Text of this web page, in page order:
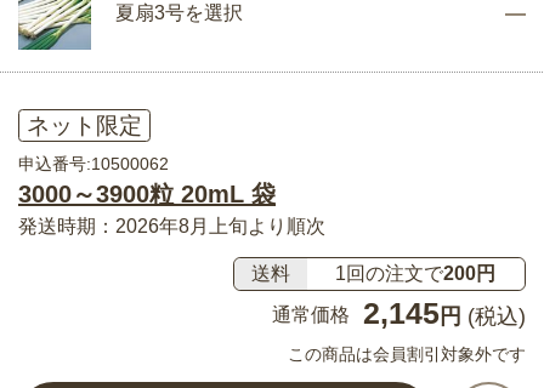
夏扇3号を選択
ネット限定
申込番号:10500062
3000～3900粒 20mL 袋
発送時期：2026年8月上旬より順次
送料 1回の注文で200円
通常価格
2,145 円 (税込)
この商品は会員割引対象外です